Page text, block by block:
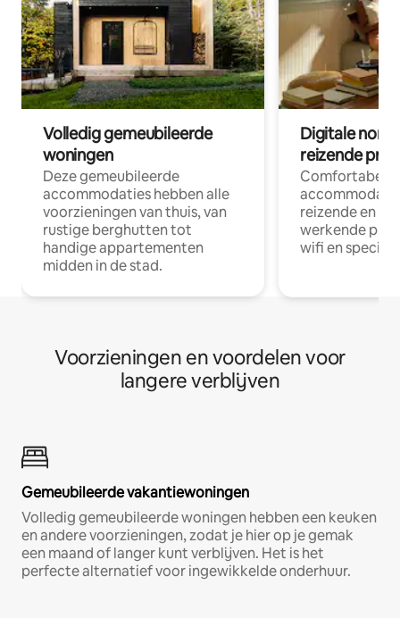
Volledig gemeubileerde
woningen
Deze gemeubileerde
accommodaties hebben alle
voorzieningen van thuis, van
rustige berghutten tot
handige appartementen
midden in de stad.
Digitale
reizende
Comfortabele
reizende en
werkende
wifi en
Voorzieningen en voordelen voor
langere verblijven
Gemeubileerde vakantiewoningen
Volledig gemeubileerde woningen hebben een keuken
en andere voorzieningen, zodat je hier op je gemak
een maand of langer kunt verblijven. Het is het
perfecte alternatief voor ingewikkelde onderhuur.